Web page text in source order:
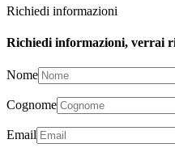
Richiedi informazioni
Richiedi informazioni, verrai
Nome
Cognome
Email